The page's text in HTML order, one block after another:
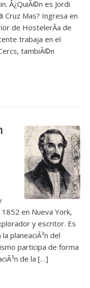
Â¿QuiÃ©n es Jordi
Cruz Mas? Ingresa en
de HostelerÃ­a de
trabaja en el
tambiÃ©n
en Nueva York,
y escritor. Es
planeaciÃ³n del
participa de forma
de la […]